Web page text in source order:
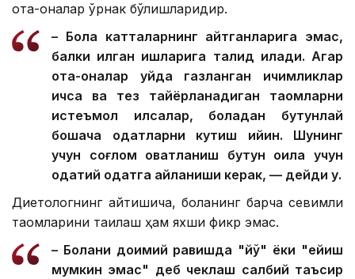
ота-оналар ўрнак бўлишларидир.
– Бола катталарнинг айтганларига эмас,
балки қилган ишларига тақлид қилади. Агар
ота-оналар уйда газланган ичимликлар
ичса ва тез тайёрланадиган таомларни
истеъмол қилсалар, боладан бутунлай
бошқача одатларни кутиш қийин. Шунинг
учун соғлом овқатланиш бутун оила учун
одатий одатга айланиши керак, — дейди у.
Диетологнинг айтишича, боланинг барча севимли
таомларини тақиқлаш ҳам яхши фикр эмас.
– Болани доимий равишда "йўқ" ёки "ейиш
мумкин эмас" деб чеклаш салбий таъсир